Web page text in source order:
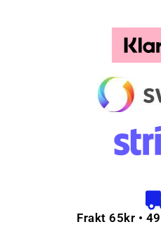
Frakt 65kr •